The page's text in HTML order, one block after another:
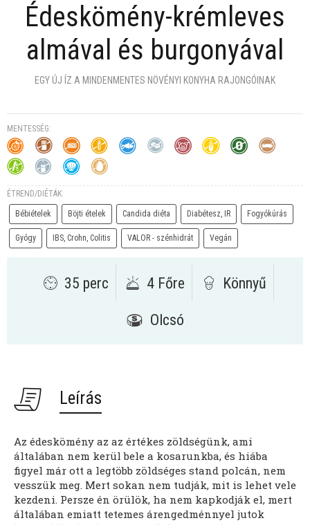
Édeskömény-krémleves
almával és burgonyával
EGY ÚJ ÍZ A MINDENMENTES NÖVÉNYI KONYHA RAJONGÓINAK
MENTESSÉG:
ÉTREND/DIÉTÁK:
Bébiételek Böjti ételek Candida diéta Diabétesz, IR Fogyókúrás
Gyógy IBS, Crohn, Colitis VALOR - szénhidrát Vegán
35 perc 4 Főre Könnyű
Olcsó
Leírás
Az édeskömény az az értékes zöldségünk, ami
általában nem kerül bele a kosarunkba, és hiába
figyel már ott a legtöbb zöldséges stand polcán, nem
vesszük meg. Mert sokan nem tudják, mit is lehet vele
kezdeni. Persze én örülök, ha nem kapkodják el, mert
általában emiatt tetemes árengedménnyel jutok